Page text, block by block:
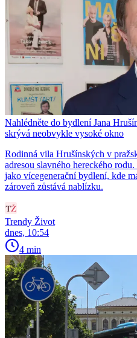
Nahlédněte do bydlení Jana
skrývá neobvykle vysoké okno
Rodinná vila Hrušínských v
adresou slavného hereckého
jako vícegenerační bydlení, kde
zároveň zůstává nablízku.
Trendy Život
dnes, 10:54
4 min